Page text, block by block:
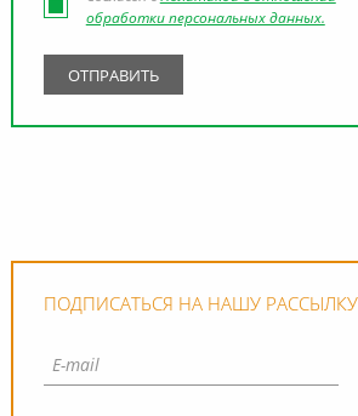
обработки персональных данных.
ПОДПИСАТЬСЯ НА НАШУ РАССЫЛКУ